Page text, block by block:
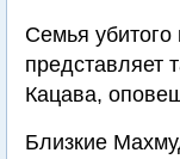
Семья
представляет
Кацава,
Близкие